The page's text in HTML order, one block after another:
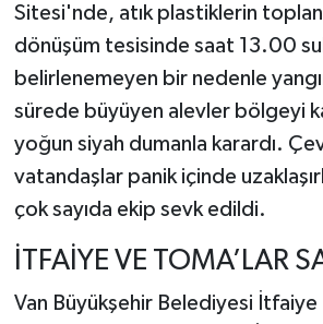
Sitesi'nde, atık plastiklerin
dönüşüm tesisinde saat 13.00
belirlenemeyen bir nedenle
sürede büyüyen alevler bölgeyi
yoğun siyah dumanla karardı.
vatandaşlar panik içinde
çok sayıda ekip sevk edildi.
İTFAİYE VE TOMA’LAR
Van Büyükşehir Belediyesi İtfaiye